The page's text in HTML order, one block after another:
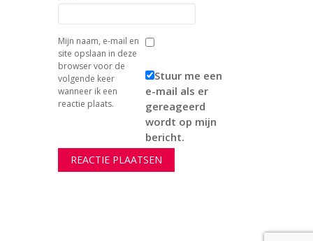
Mijn naam, e-mail en
site opslaan in deze
browser voor de
volgende keer
wanneer ik een
reactie plaats.
Stuur me een
e-mail als er
gereageerd
wordt op mijn
bericht.